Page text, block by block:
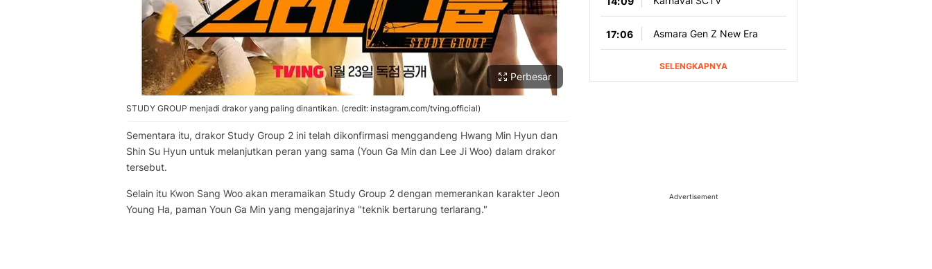
Perbesar
STUDY GROUP menjadi drakor yang paling dinantikan. (credit: instagram.com/tving.official)
Sementara itu, drakor Study Group 2 ini telah dikonfirmasi menggandeng Hwang Min Hyun dan
Shin Su Hyun untuk melanjutkan peran yang sama (Youn Ga Min dan Lee Ji Woo) dalam drakor
tersebut.
Selain itu Kwon Sang Woo akan meramaikan Study Group 2 dengan memerankan karakter Jeon
Young Ha, paman Youn Ga Min yang mengajarinya "teknik bertarung terlarang."
Advertisement